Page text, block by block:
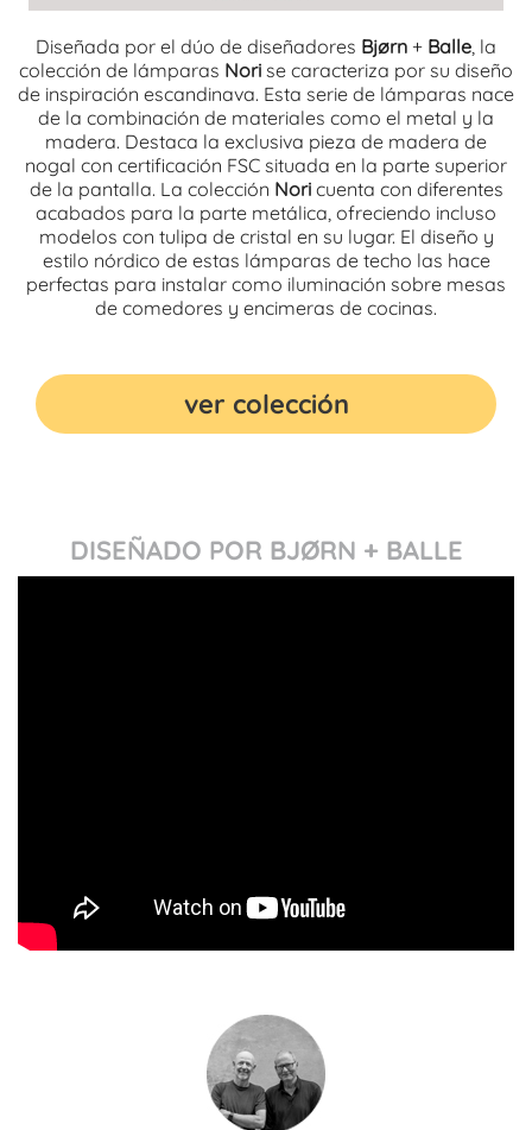
Diseñada por el dúo de diseñadores Bjørn + Balle , la
colección de lámparas Nori se caracteriza por su diseño
de inspiración escandinava. Esta serie de lámparas nace
de la combinación de materiales como el metal y la
madera. Destaca la exclusiva pieza de madera de
nogal con certificación FSC situada en la parte superior
de la pantalla. La colección Noricuenta con diferentes
acabados para la parte metálica, ofreciendo incluso
modelos con tulipa de cristal en su lugar. El diseño y
estilo nórdico de estas lámparas de techo las hace
perfectas para instalar como iluminación sobre mesas
de comedores y encimeras de cocinas.
ver colección
DISEÑADO POR BJØRN + BALLE